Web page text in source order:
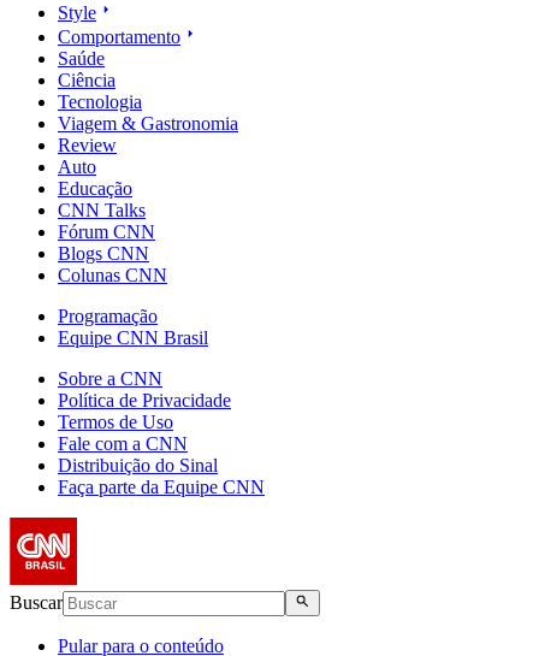
Style
Comportamento
Saúde
Ciência
Tecnologia
Viagem & Gastronomia
Review
Auto
Educação
CNN Talks
Fórum CNN
Blogs CNN
Colunas CNN
Programação
Equipe CNN Brasil
Sobre a CNN
Política de Privacidade
Termos de Uso
Fale com a CNN
Distribuição do Sinal
Faça parte da Equipe CNN
Buscar
Pular para o conteúdo